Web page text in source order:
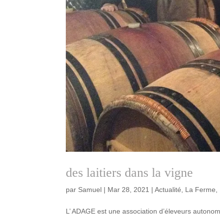
des laitiers dans la vigne
par Samuel | Mar 28, 2021 |Actualité, La Ferme,
L’ ADAGE est une association d’éleveurs